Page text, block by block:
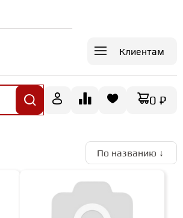
Клиентам
0 ₽
По названию ↓